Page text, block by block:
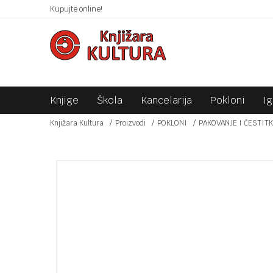
Kupujte online!SIGURNO PLAĆANJE PLATNIM KARTICAMA!
Knjige Škola Kancelarija Pokloni
Knjižara Kultura Proizvodi POKLONI PAKOVANJE I